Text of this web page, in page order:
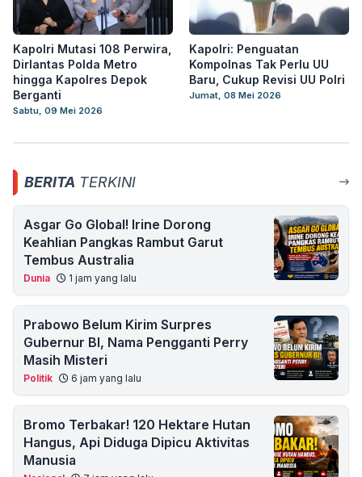
Kapolri Mutasi 108 Perwira,
Dirlantas Polda Metro
hingga Kapolres Depok
Berganti
Sabtu, 09 Mei 2026
Kapolri: Penguatan
Kompolnas Tak Perlu UU
Baru, Cukup Revisi UU Polri
Jumat, 08 Mei 2026
BERITA TERKINI
Asgar Go Global! Irine Dorong
Keahlian Pangkas Rambut Garut
Tembus Australia
Dunia 1 jam yang lalu
Prabowo Belum Kirim Surpres
Gubernur BI, Nama Pengganti Perry
Masih Misteri
Politik 6 jam yang lalu
Bromo Terbakar! 120 Hektare Hutan
Hangus, Api Diduga Dipicu Aktivitas
Manusia